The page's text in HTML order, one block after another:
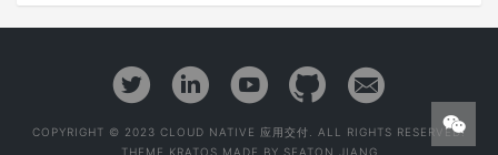
COPYRIGHT © 2023 CLOUD NATIVE 应用交付. ALL RIGHTS RESERVED.
THEME KRATOS MADE BY SEATON JIANG